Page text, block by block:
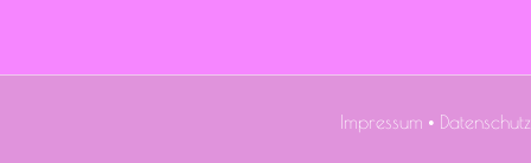
Impressum • Datenschutz